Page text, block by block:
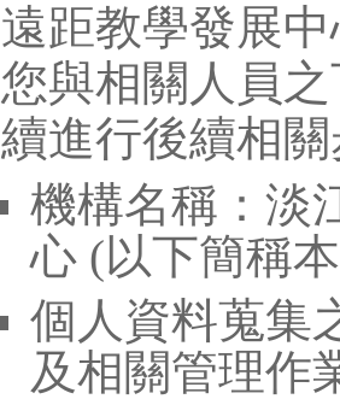
遠距教學發展
您與相關人員
續進行後續相
機構名稱：淡
心 (以下簡稱
個人資料蒐集
及相關管理作